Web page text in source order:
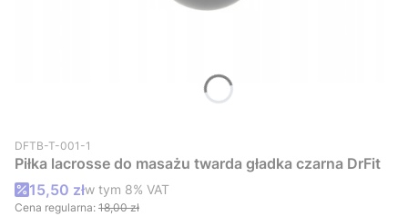
Kod produktu
DFTB-T-001-1
Piłka lacrosse do masażu twarda gładka czarna DrFit
Cena promocyjna brutto
15,50 złw tym %s VAT
w tym 8% VAT
Cena regularna: 18,00 zł